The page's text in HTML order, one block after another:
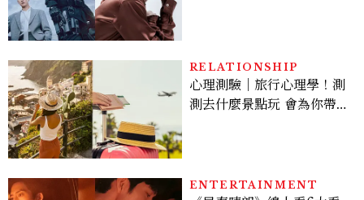
多大？
RELATIONSHIP
心理測驗｜旅行心理學！測
測去什麼景點玩 會為你帶來
ENTERTAINMENT